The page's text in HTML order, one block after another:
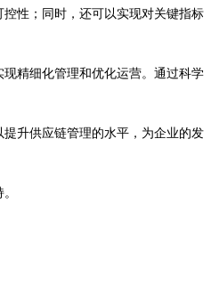
性；同时，还可以实现对关键指标
精细化管理和优化运营。通过科学
升供应链管理的水平，为企业的发